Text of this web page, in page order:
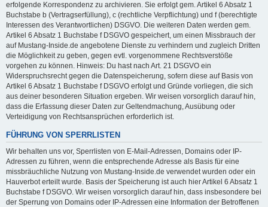
erfolgende Korrespondenz zu archivieren. Sie erfolgt gem. Artikel 6 Absatz 1
Buchstabe b (Vertragserfüllung), c (rechtliche Verpflichtung) und f (berechtigte
Interessen des Verantwortlichen) DSGVO. Die weiteren Daten werden gem.
Artikel 6 Absatz 1 Buchstabe f DSGVO gespeichert, um einen Missbrauch der
auf Mustang-Inside.de angebotene Dienste zu verhindern und zugleich Dritten
die Möglichkeit zu geben, gegen evtl. vorgenommene Rechtsverstöße
vorgehen zu können. Hinweis: Du hast nach Art. 21 DSGVO ein
Widerspruchsrecht gegen die Datenspeicherung, sofern diese auf Basis von
Artikel 6 Absatz 1 Buchstabe f DSGVO erfolgt und Gründe vorliegen, die sich
aus deiner besonderen Situation ergeben. Wir weisen vorsorglich darauf hin,
dass die Erfassung dieser Daten zur Geltendmachung, Ausübung oder
Verteidigung von Rechtsansprüchen erforderlich ist.
FÜHRUNG VON SPERRLISTEN
Wir behalten uns vor, Sperrlisten von E-Mail-Adressen, Domains oder IP-
Adressen zu führen, wenn die entsprechende Adresse als Basis für eine
missbräuchliche Nutzung von Mustang-Inside.de verwendet wurden oder ein
Hauverbot erteilt wurde. Basis der Speicherung ist auch hier Artikel 6 Absatz 1
Buchstabe f DSGVO. Wir weisen vorsorglich darauf hin, dass insbesondere bei
der Sperrung von Domains oder IP-Adressen eine Information der Betroffenen